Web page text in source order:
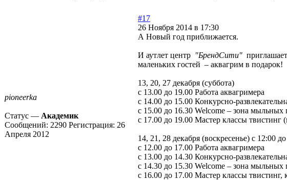
pioneerka
Статус — Академик
Сообщений: 2290 Регистрация: 26
Апреля 2012
#17
26 Ноября 2014 в 17:30
А Новый год приближается.
И аутлет центр "БрендСити"
маленьких гостей – аквагрим в подарок!
13, 20, 27 декабря (суббота)
с 13.00 до 19.00 Работа аквагримера
с 14.00 до 15.00 Конкурсно-
с 15.00 до 16.30 Welcome – зона мыльных
с 17.00 до 19.00 Мастер классы твистинг
14, 21, 28 декабря (воскресенье) с 12:00
с 12.00 до 17.00 Работа аквагримера
с 13.00 до 14.30 Конкурсно-
с 14.30 до 15.30 Welcome – зона мыльных
с 16.00 до 17.00 Мастер классы твистинг,